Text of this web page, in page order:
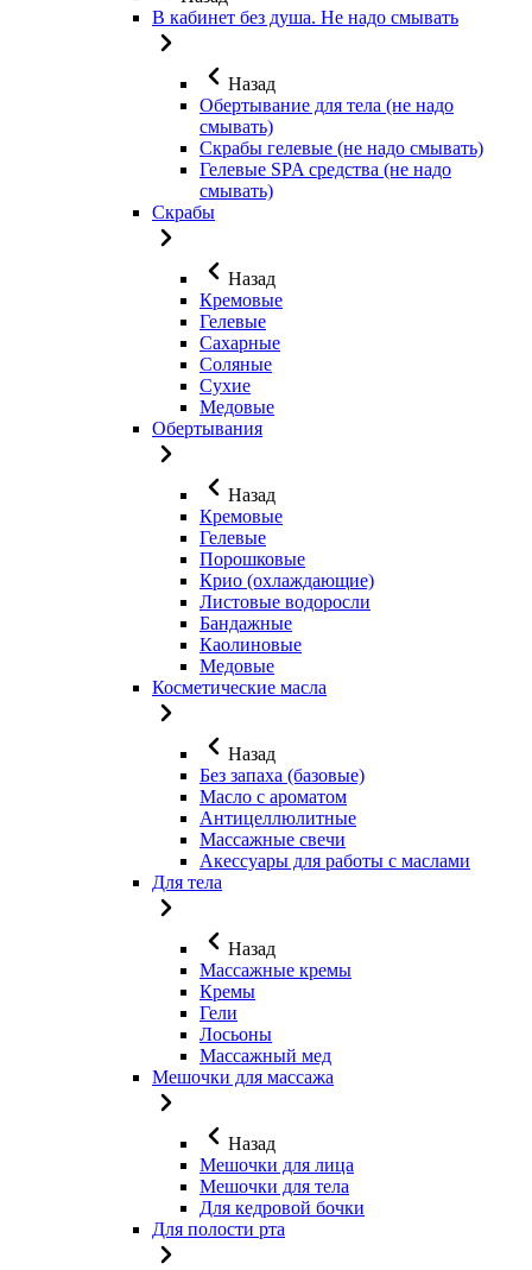
В кабинет без душа. Не надо смывать
Назад
Обертывание для тела (не надо
смывать)
Скрабы гелевые (не надо смывать)
Гелевые SPA средства (не надо
смывать)
Скрабы
Назад
Кремовые
Гелевые
Сахарные
Соляные
Сухие
Медовые
Обертывания
Назад
Кремовые
Гелевые
Порошковые
Крио (охлаждающие)
Листовые водоросли
Бандажные
Каолиновые
Медовые
Косметические масла
Назад
Без запаха (базовые)
Масло с ароматом
Антицеллюлитные
Массажные свечи
Акессуары для работы с маслами
Для тела
Назад
Массажные кремы
Кремы
Гели
Лосьоны
Массажный мед
Мешочки для массажа
Назад
Мешочки для лица
Мешочки для тела
Для кедровой бочки
Для полости рта